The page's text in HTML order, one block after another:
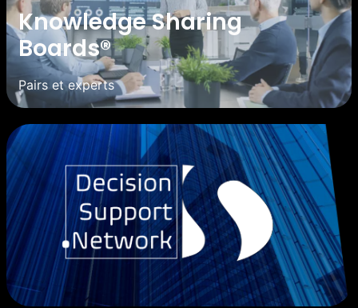
Knowledge Sharing
Boards®
Pairs et experts